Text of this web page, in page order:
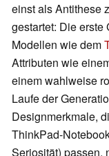
einst als Antithese
gestartet: Die erste
Modellen wie dem
Attributen wie
einem wahlweise
Laufe der
Designmerkmale,
ThinkPad-
Seriosität) passen,